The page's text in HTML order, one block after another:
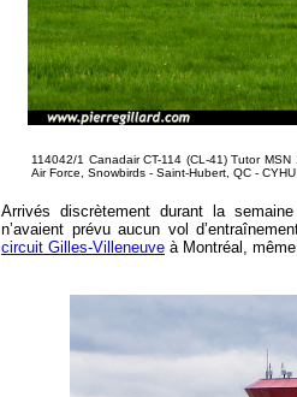
114042/1 Canadair CT-114 (CL-41) Tutor
Air Force, Snowbirds - Saint-Hubert, QC -
Arrivés discrètement durant la
n’avaient prévu aucun vol
circuit Gilles-Villeneuve à Montréal,